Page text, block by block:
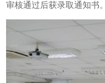
审核通过后获录取通知书。